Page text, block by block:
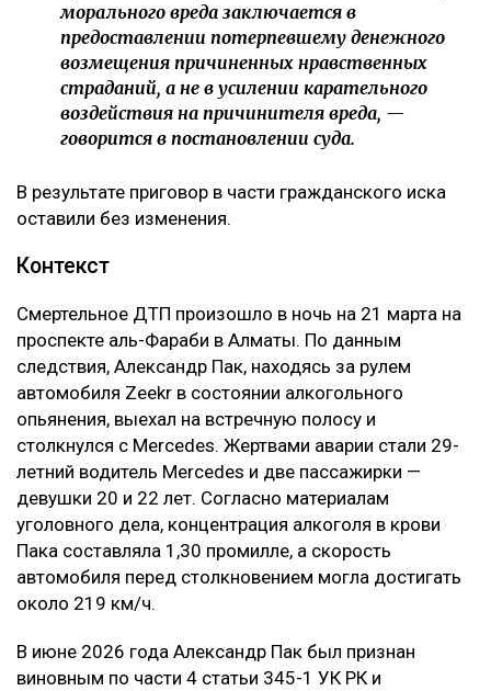
морального вреда заключается в
предоставлении потерпевшему денежного
возмещения причиненных нравственных
страданий, а не в усилении карательного
воздействия на причинителя вреда, —
говорится в постановлении суда.
В результате приговор в части гражданского иска
оставили без изменения.
Контекст
Смертельное ДТП произошло в ночь на 21 марта на
проспекте аль-Фараби в Алматы. По данным
следствия, Александр Пак, находясь за рулем
автомобиля Zeekr в состоянии алкогольного
опьянения, выехал на встречную полосу и
столкнулся с Mercedes. Жертвами аварии стали 29-
летний водитель Mercedes и две пассажирки —
девушки 20 и 22 лет. Согласно материалам
уголовного дела, концентрация алкоголя в крови
Пака составляла 1,30 промилле, а скорость
автомобиля перед столкновением могла достигать
около 219 км/ч.
В июне 2026 года Александр Пак был признан
виновным по части 4 статьи 345-1 УК РК и